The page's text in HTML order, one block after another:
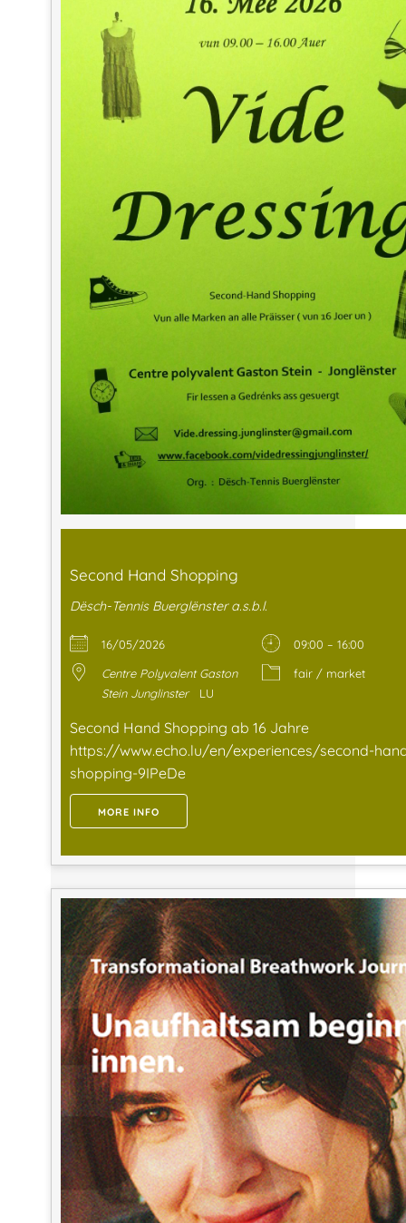
Second Hand Shopping
Dësch-Tennis Buerglënster a.s.b.l.
16/05/2026
09:00 – 16:00
Centre Polyvalent Gaston
Stein Junglinster
LU
fair / market
Second Hand Shopping ab 16 Jahre
https://www.echo.lu/en/experiences/second-
shopping-9IPeDe
MORE INFO